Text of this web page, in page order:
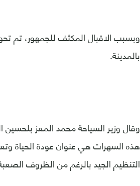
وبسبب الاقبال المكثف للجمهور، تم
بالمدينة.
وقال وزير السياحة محمد المعز
هذه السهرات هي عنوان عودة الحياة
التنظيم الجيد بالرغم من الظروف